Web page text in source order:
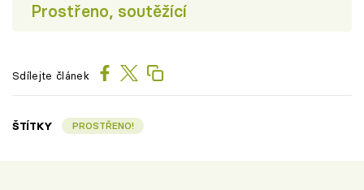
Prostřeno, soutěžící
Sdílejte článek
ŠTÍTKY PROSTŘENO!